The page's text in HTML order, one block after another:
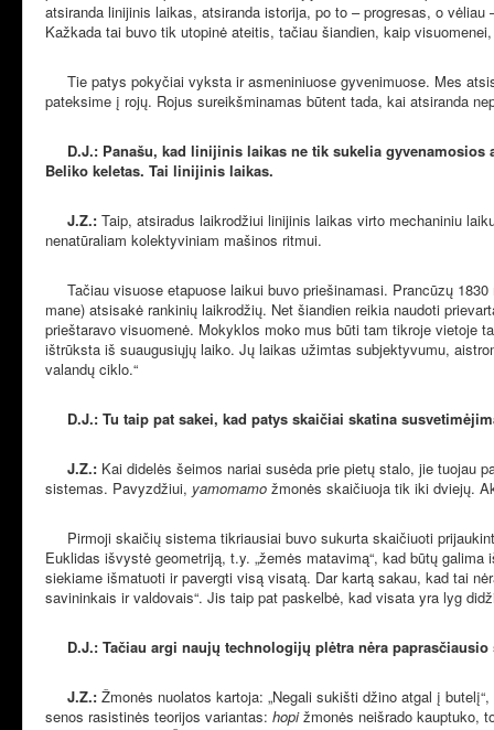
atsiranda linijinis laikas, atsiranda istorija, po to – progresas, o
Kažkada tai buvo tik utopinė ateitis, tačiau šiandien, kaip
Tie patys pokyčiai vyksta ir asmeniniuose gyvenimuose. Mes
pateksime į rojų. Rojus sureikšminamas būtent tada, kai atsiranda
D.J.: Panašu, kad linijinis laikas ne tik sukelia
Beliko keletas. Tai linijinis laikas.
J.Z.: Taip, atsiradus laikrodžiui linijinis laikas virto mechaniniu
nenatūraliam kolektyviniam mašinos ritmui.
Tačiau visuose etapuose laikui buvo priešinamasi. Prancūzų
mane) atsisakė rankinių laikrodžių. Net šiandien reikia naudoti
prieštaravo visuomenė. Mokyklos moko mus būti tam tikroje vietoje
ištrūksta iš suaugusiųjų laiko. Jų laikas užimtas subjektyvumu,
valandų ciklo.“
D.J.: Tu taip pat sakei, kad patys skaičiai skatina
J.Z.: Kai didelės šeimos nariai susėda prie pietų stalo, jie tuojau
sistemas. Pavyzdžiui, yamomamo žmonės skaičiuoja tik iki dviejų.
Pirmoji skaičių sistema tikriausiai buvo sukurta skaičiuoti
Euklidas išvystė geometriją, t.y. „žemės matavimą“, kad būtų
siekiame išmatuoti ir pavergti visą visatą. Dar kartą sakau, kad tai
savininkais ir valdovais“. Jis taip pat paskelbė, kad visata yra lyg
D.J.: Tačiau argi naujų technologijų plėtra nėra
J.Z.: Žmonės nuolatos kartoja: „Negali sukišti džino atgal į
senos rasistinės teorijos variantas: hopižmonės neišrado kauptuko,